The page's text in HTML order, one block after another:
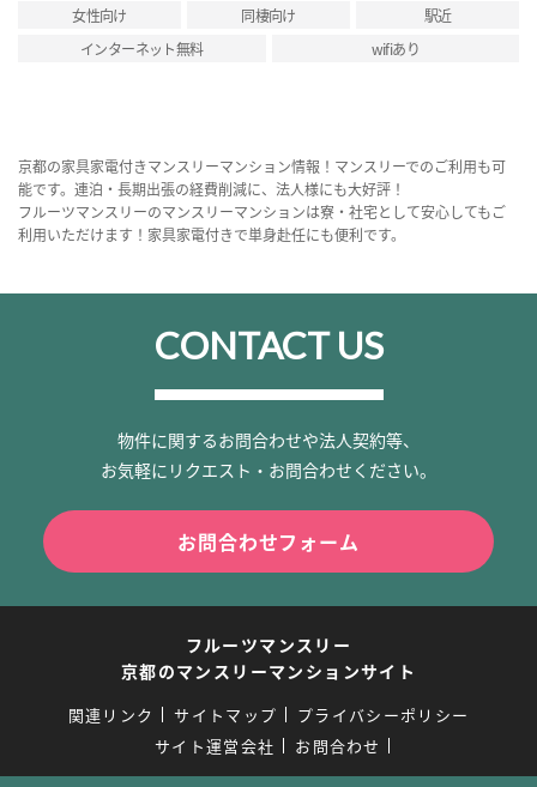
女性向け 同棲向け
駅近
インターネット無料
wifiあり
京都の家具家電付きマンスリーマンション情報！マンスリーでのご利用も可
能です。連泊・長期出張の経費削減に、法人様にも大好評！
フルーツマンスリーのマンスリーマンションは寮・社宅として安心してもご
利用いただけます！家具家電付きで単身赴任にも便利です。
CONTACT US
物件に関するお問合わせや法人契約等、
お気軽にリクエスト・お問合わせください。
お問合わせフォーム
フルーツマンスリー
京都のマンスリーマンションサイト
関連リンク サイトマップ
プライバシーポリシー
サイト運営会社
お問合わせ